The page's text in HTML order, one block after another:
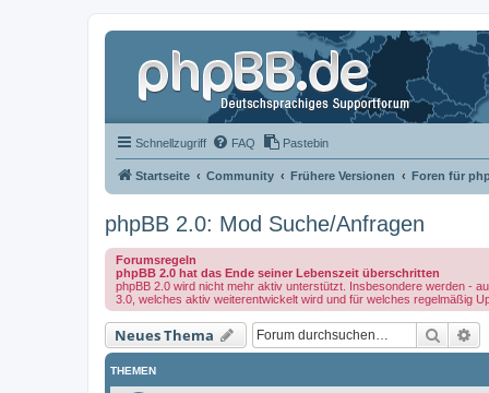
Schnellzugriff FAQ Pastebin
Startseite Community Frühere Versionen Foren für
phpBB 2.0: Mod Suche/Anfragen
Forumsregeln
phpBB 2.0 hat das Ende seiner Lebenszeit überschritten
phpBB 2.0 wird nicht mehr aktiv unterstützt. Insbesondere werden -
3.0, welches aktiv weiterentwickelt wird und für welches regelmäßig
Neues Thema Suche
THEMEN